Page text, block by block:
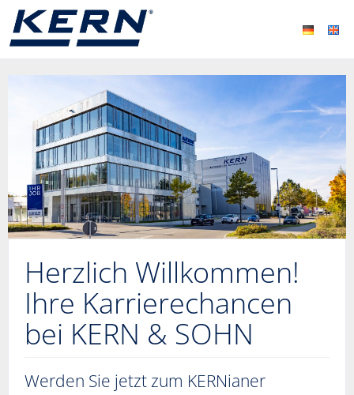
Herzlich Willkommen!
Ihre Karrierechancen
bei KERN & SOHN
Werden Sie jetzt zum KERNianer